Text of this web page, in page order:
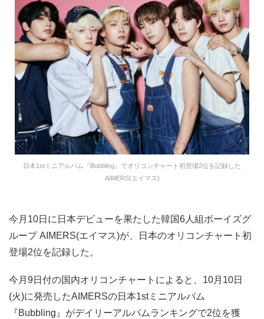
日本1stミニアルバム『Bubbling』でオリコンチャート初登場2位を記録した
AIMERS(エイマス)
今月10日に日本デビューを果たした韓国6人組ボーイズグ
ループ AIMERS(エイマス)が、日本のオリコンチャート初
登場2位を記録した。
今月9日付の国内オリコンチャートによると、10月10日
(火)に発売したAIMERSの日本1stミニアルバム
『Bubbling』がデイリーアルバムランキングで2位を獲